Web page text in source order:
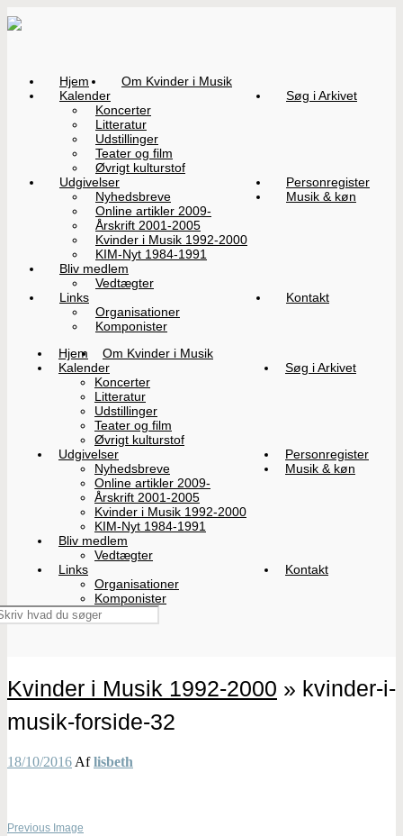
Hjem
Om Kvinder i Musik
Kalender
Koncerter
Litteratur
Udstillinger
Teater og film
Øvrigt kulturstof
Søg i Arkivet
Udgivelser
Nyhedsbreve
Online artikler 2009-
Årskrift 2001-2005
Kvinder i Musik 1992-2000
KIM-Nyt 1984-1991
Personregister
Musik & køn
Bliv medlem
Vedtægter
Links
Organisationer
Komponister
Kontakt
Hjem
Om Kvinder i Musik
Kalender
Koncerter
Litteratur
Udstillinger
Teater og film
Øvrigt kulturstof
Søg i Arkivet
Udgivelser
Nyhedsbreve
Online artikler 2009-
Årskrift 2001-2005
Kvinder i Musik 1992-2000
KIM-Nyt 1984-1991
Personregister
Musik & køn
Bliv medlem
Vedtægter
Links
Organisationer
Komponister
Kontakt
Kvinder i Musik 1992-2000 » kvinder-i-
musik-forside-32
18/10/2016 Aflisbeth
Previous Image